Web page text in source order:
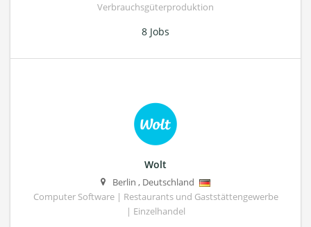
Verbrauchsgüterproduktion
8 Jobs
Wolt
Berlin , Deutschland
Computer Software | Restaurants und Gaststättengewerbe
| Einzelhandel